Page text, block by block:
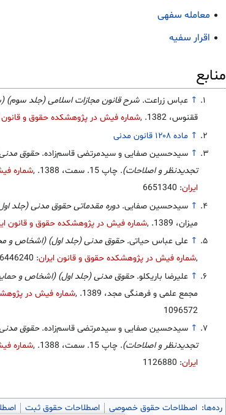
معامله سفهی
اقرار سفیه
منابع
↑ عباس زراعت.شرح قانون مجازات اسلامی (جلد سوم)
ققنوس، 1382.
شماره فیش در پژوهشکده حقوق و قانون
↑ ماده ۱۲۰۸ قانون مدنی
↑ سیدحسین صفایی و سیدمرتضی قاسم‌زاده.حقوق
تجدیدنظر و اصلاحات). چاپ 15. سمت، 1388.
شماره
ایران: 6651340
↑ سیدحسین صفایی.دوره مقدماتی حقوق مدنی (جلد
میزان، 1389.
شماره فیش در پژوهشکده حقوق و قانون
↑ علی عباس حیاتی.حقوق مدنی (جلد اول) (اشخاص و
,شماره فیش در پژوهشکده حقوق و قانون ایران: 6446240
↑ علیرضا باریکلو.حقوق مدنی (جلد اول) (اشخاص و
مجمع علمی و فرهنگی مجد، 1389.
شماره فیش در
1096572
↑ سیدحسین صفایی و سیدمرتضی قاسم‌زاده.حقوق
تجدیدنظر و اصلاحات). چاپ 15. سمت، 1388.
شماره
ایران: 1126880
رده‌ها: اصطلاحات حقوق خصوصی اصطلاحات حقوق ثبت